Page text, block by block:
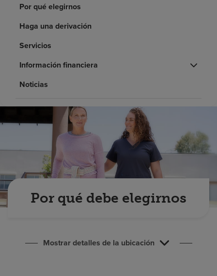
Recursos de salud
Pagar mi factura
Por qué elegirnos
Haga una derivación
Servicios
Información financiera
Noticias
Por qué debe elegirnos
Mostrar detalles de la ubicación